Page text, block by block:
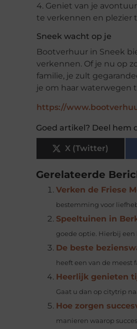
4. Geniet van je a
te verkennen en plezier
Sneek wacht op je
Bootverhuur in Sneek
verkennen. Of je nu op
familie, je zult
je om haar waterwegen
https://
Goed artikel? Deel hem
X (Twitter)
Gerelateerde
Verken de Friese
bestemming voor
Speeltuinen in
goede optie. Hierbij een
De beste
heeft een van de meest
Heerlijk genieten
Gaat u dan op citytrip
Hoe zorgen
manieren waarop